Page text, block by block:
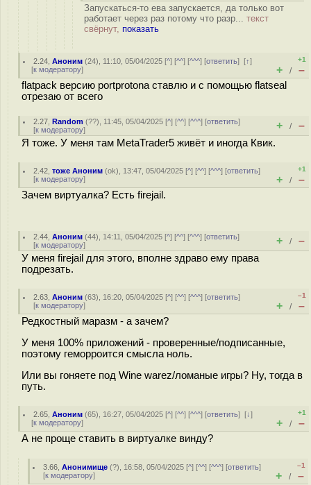
Запускаться-то ева запускается, да только вот
работает через раз потому что разр... текст
свёрнут, показать
2.24 ,Аноним (24), 11:10, 05/04/2025 [^] [^^] [^^^] [ответить][↑]
[к модератору]
+1
+ / –
flatpack версию portprotonа ставлю и с помощью flatseal
отрезаю от всего
2.27 ,Random (??), 11:45, 05/04/2025 [^] [^^] [^^^] [ответить]
[к модератору] + / –
Я тоже. У меня там MetaTrader5 живёт и иногда Квик.
2.42 ,тоже Аноним (ok), 13:47, 05/04/2025 [^] [^^] [^^^] [ответить]
[к модератору]
+1
+ / –
Зачем виртуалка? Есть firejail.
2.44 ,Аноним (44), 14:11, 05/04/2025 [^] [^^] [^^^] [ответить]
[к модератору] + / –
У меня firejail для этого, вполне здраво ему права
подрезать.
2.63 ,Аноним (63), 16:20, 05/04/2025 [^] [^^] [^^^] [ответить]
[к модератору]
–1
+ / –
Редкостный маразм - а зачем?
У меня 100% приложений - проверенные/подписанные,
поэтому геморроится смысла ноль.
Или вы гоняете под Wine warez/ломаные игры? Ну, тогда в
путь.
2.65 ,Аноним (65), 16:27, 05/04/2025 [^] [^^] [^^^] [ответить][↓]
[к модератору]
+1
+ / –
А не проще ставить в виртуалке винду?
3.66 ,Анонимище (?), 16:58, 05/04/2025 [^] [^^] [^^^] [ответить]
[к модератору]
–1
+ / –